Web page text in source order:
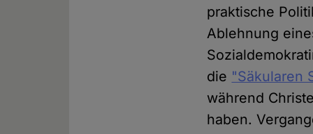
praktische
Ablehnung
die "Säkularen
während
haben.